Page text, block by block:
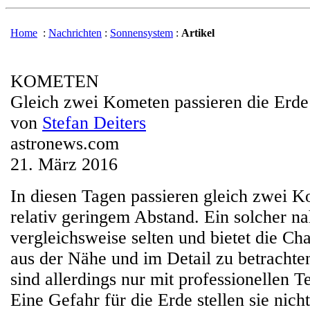
Home : Nachrichten : Sonnensystem : Artikel
KOMETEN
Gleich zwei Kometen passieren die Erde
von Stefan Deiters
astronews.com
21. März 2016
In diesen Tagen passieren gleich zwei
relativ geringem Abstand. Ein solcher
vergleichsweise selten und bietet die
aus der Nähe und im Detail zu
sind allerdings nur mit professionellen
Eine Gefahr für die Erde stellen sie